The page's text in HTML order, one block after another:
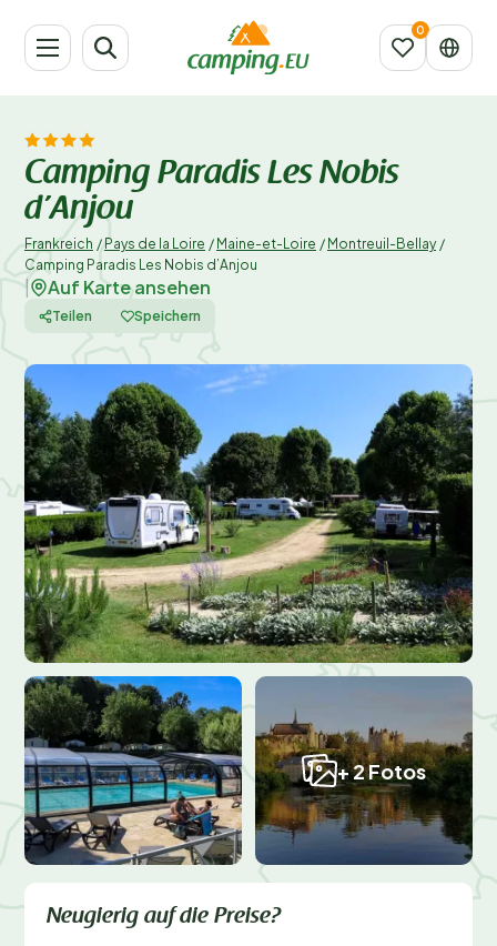
Camping Paradis Les Nobis
d’Anjou
Frankreich / Pays de la Loire / Maine-et-Loire / Montreuil-Bellay /
Camping Paradis Les Nobis d’Anjou
Auf Karte ansehen
Teilen Speichern
+ 2 Fotos
Neugierig auf die Preise?